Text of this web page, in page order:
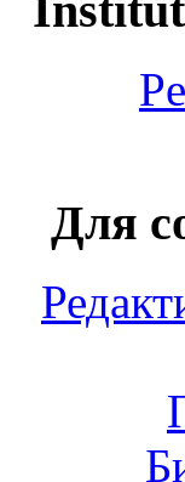
Для